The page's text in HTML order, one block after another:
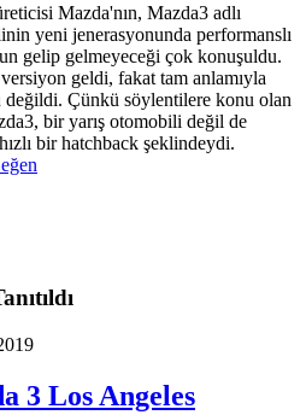
Mazda'nın, Mazda3 adlı
yeni jenerasyonunda performanslı
gelip gelmeyeceği çok konuşuldu.
geldi, fakat tam anlamıyla
değildi. Çünkü söylentilere konu olan
bir yarış otomobili değil de
bir hatchback şeklindeydi.
3 Los Angeles